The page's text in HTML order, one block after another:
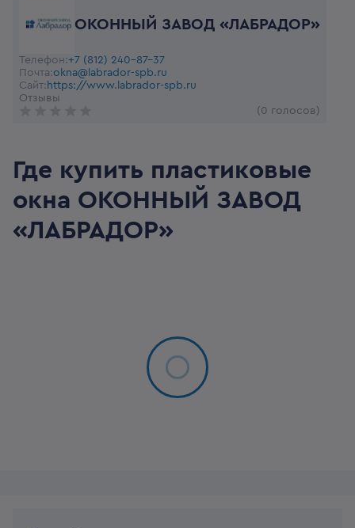
ОКОННЫЙ ЗАВОД «ЛАБРАДОР»
Телефон:+7 (812) 240-87-37
Почта:okna@labrador-spb.ru
Сайт: https://www.labrador-spb.ru
Отзывы
(0 голосов)
Где купить пластиковые
окна ОКОННЫЙ ЗАВОД
«ЛАБРАДОР»